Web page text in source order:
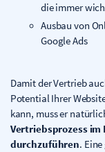
die immer
Ausbau von
Google Ads
Damit der Vertrieb
Potential Ihrer
kann, muss er
Vertriebsprozess im
durchzuführen.